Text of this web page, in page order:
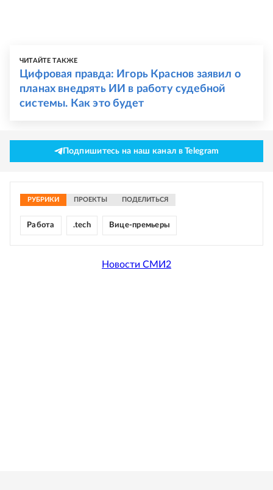
ЧИТАЙТЕ ТАКЖЕ
Цифровая правда: Игорь Краснов заявил о
планах внедрять ИИ в работу судебной
системы. Как это будет
Подпишитесь на наш канал в Telegram
РУБРИКИ ПРОЕКТЫ ПОДЕЛИТЬСЯ
Работа .tech Вице-премьеры
Новости СМИ2